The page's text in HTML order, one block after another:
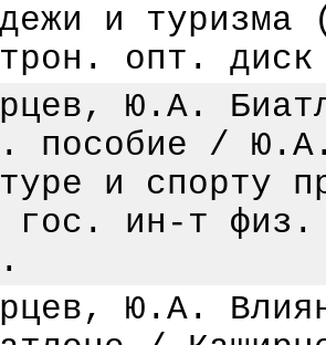
и
опт. диск
Ю.А.
пособие /
и спорту
гос. ин-т физ.
Ю.А.